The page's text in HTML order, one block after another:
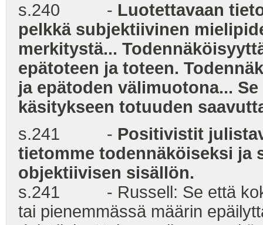
s.240 - Luotettavaan
pelkkä subjektiivinen
merkitystä...
epätoteen ja toteen.
ja epätoden välimuotona...
käsitykseen totuuden
s.241 - Positivistit
tietomme todennäköiseksi ja
objektiivisen sisällön.
s.241 - Russell: Se että koko
tai pienemmässä määrin